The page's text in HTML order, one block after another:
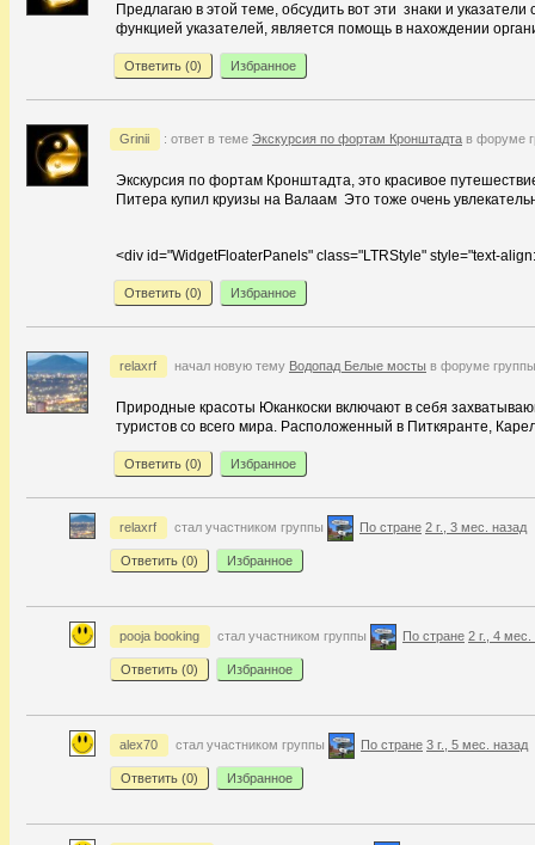
Предлагаю в этой теме, обсудить вот эти знаки и
функцией указателей, является помощь в нахождении
Ответить (0) Избранное
Grinii : ответ в теме Экскурсия по фортам Кронштадта в форуме
Экскурсия по фортам Кронштадта, это красивое
Питера купил круизы на Валаам Это тоже очень
<div id="WidgetFloaterPanels" class="LTRStyle" style="text-
Ответить (0) Избранное
relaxrf начал новую тему Водопад Белые мосты в форуме
Природные красоты Юканкоски включают в себя
туристов со всего мира. Расположенный в Питкяранте,
Ответить (0) Избранное
relaxrf стал участником группы По стране 2 г., 3 мес. назад
Ответить (0) Избранное
pooja booking стал участником группы По стране 2 г., 4 мес.
Ответить (0) Избранное
alex70 стал участником группы По стране 3 г., 5 мес. назад
Ответить (0) Избранное